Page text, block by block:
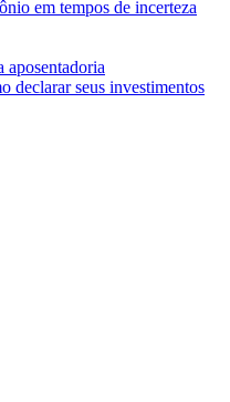
em tempos de incerteza
aposentadoria
declarar seus investimentos